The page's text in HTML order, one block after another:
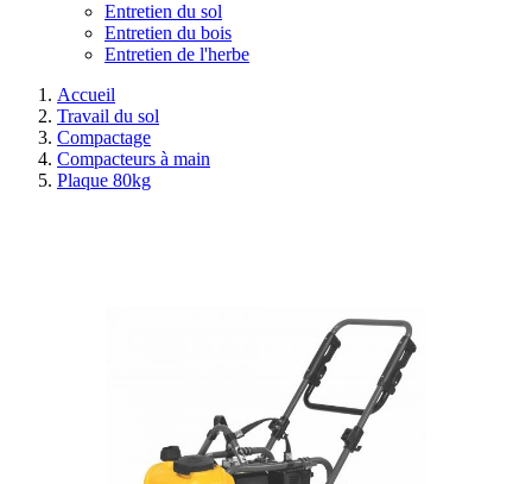
Entretien du sol
Entretien du bois
Entretien de l'herbe
Accueil
Travail du sol
Compactage
Compacteurs à main
Plaque 80kg